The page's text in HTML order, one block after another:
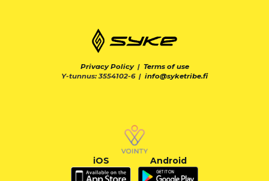
Privacy Policy| Terms of use
Y-tunnus: 3554102-6 | info@syketribe.fi
iOS Android